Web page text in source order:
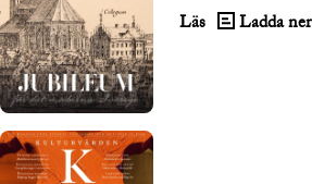
Läs Ladda ner